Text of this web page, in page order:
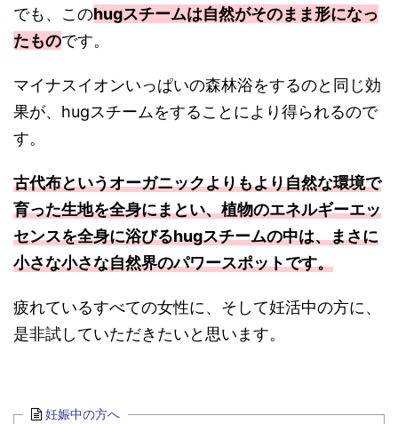
でも、このhugスチームは自然がそのまま形になっ
たものです。
マイナスイオンいっぱいの森林浴をするのと同じ効
果が、hugスチームをすることにより得られるので
す。
古代布というオーガニックよりもより自然な環境で
育った生地を全身にまとい、植物のエネルギーエッ
センスを全身に浴びるhugスチームの中は、まさに
小さな小さな自然界のパワースポットです。
疲れているすべての女性に、そして妊活中の方に、
是非試していただきたいと思います。
妊娠中の方へ